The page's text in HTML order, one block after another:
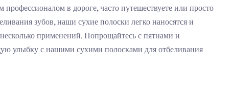
профессионалом в дороге, часто путешествуете или просто
зубов, наши сухие полоски легко наносятся и
применений. Попрощайтесь с пятнами и
улыбку с нашими сухими полосками для отбеливания